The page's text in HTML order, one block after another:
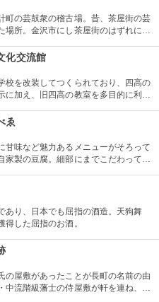
町の芸鼓衆の稽古場。昔、茶屋街の芸
場所。金沢市にし茶屋街のはずれにあ
化交流館
校を改装してつくられており、四高の
に加え、旧四高の教室を多目的に利用
資料を展示する「石川近代文学館」に
ゑ
甘味など魅力あるメニューがそろって
家製の豆腐。細部にまでこだわってい
あり、日本でも屈指の酒造。天狗舞
した屈指のお酒。
の屋敷があったことが長町の名前の由
中流階級藩士の侍屋敷が軒を連ね、土